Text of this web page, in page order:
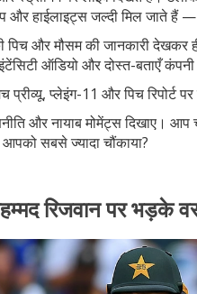
और हाईलाइट्स जल्दी मिल जाते
पिच और मौसम की जानकारी
ऑडियो और दोस्त-बताएँ कंपनी
प्लेइंग-11 और पिच रिपोर्ट
और नायाब मोमेंट्स दिखाए। आप
सबसे ज्यादा चौंकाया?
रिजवान पर भड़के